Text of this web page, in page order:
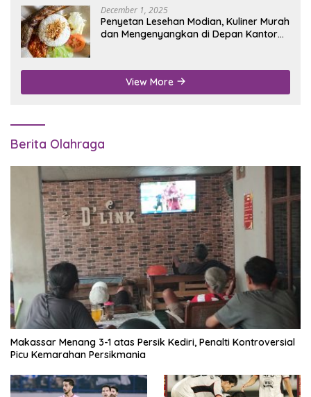
December 1, 2025
Penyetan Lesehan Modian, Kuliner Murah
dan Mengenyangkan di Depan Kantor
View More
Berita Olahraga
Makassar Menang 3-1 atas Persik Kediri, Penalti Kontroversial
Picu Kemarahan Persikmania